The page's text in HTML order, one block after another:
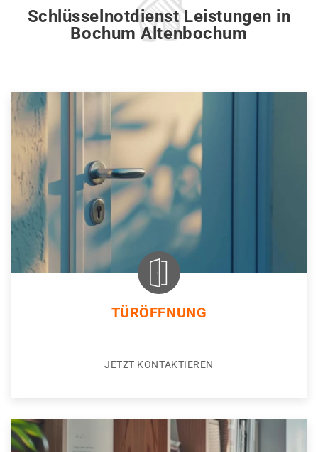
Schlüsselnotdienst Leistungen in
Bochum Altenbochum
TÜRÖFFNUNG
JETZT KONTAKTIEREN